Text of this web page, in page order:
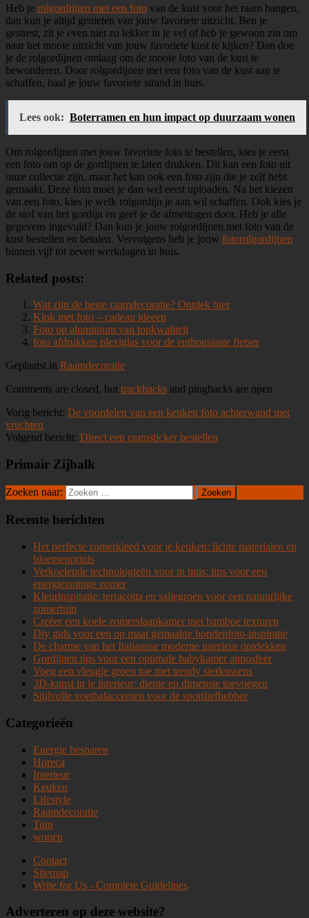
Heb je rolgordijnen met een foto van de kust voor het raam hangen,
dan kun je altijd genieten van jouw favoriete uitzicht. Ben je
gestrest, zit je even niet zo lekker in je vel of heb je gewoon zin om
naar het mooie uitzicht van jouw favoriete kust te kijken? Dan doe
je de rolgordijnen omlaag om de mooie foto van de kust te
bewonderen. Door rolgordijnen met een foto van de kust aan te
schaffen, haal je jouw favoriete strand in huis.
Lees ook: Boterramen en hun impact op duurzaam wonen
Om rolgordijnen met jouw favoriete foto te bestellen, kies je eerst
een foto om op de gordijnen te laten drukken. Dit kan een foto uit
onze collectie zijn, maar het kan ook een foto zijn die je zelf hebt
gemaakt. Deze foto moet je dan wel eerst uploaden. Na het kiezen
van een foto, kies je welk rolgordijn je aan wil schaffen. Ook kies je
de stof van het gordijn en geef je de afmetingen door. Heb je alle
gegevens ingevuld? Dan kun je jouw rolgordijnen met foto van de
kust bestellen en betalen. Vervolgens heb je jouw fotorolgordijnen
binnen vijf tot zeven werkdagen in huis.
Related posts:
Wat zijn de beste raamdecoratie? Ontdek hier
Klok met foto – cadeau ideeen
Foto op aluminium van topkwaliteit
foto afdrukken plexiglas voor de enthousiaste fietser
Geplaatst in Raamdecoratie
Comments are closed, but trackbacks and pingbacks are open.
Vorig bericht: De voordelen van een keuken foto achterwand met
vruchten
Volgend bericht: Direct een raamsticker bestellen
Primair Zijbalk
Zoeken naar:
Recente berichten
Het perfecte zomerkleed voor je keuken: lichte materialen en
bloemenprints
Verkoelende technologieën voor in huis: tips voor een
energiezuinige zomer
Kleurinspiratie: terracotta en saliegroen voor een natuurlijke
zomertuin
Creëer een koele zomerslaapkamer met bamboe texturen
Diy gids voor een op maat gemaakte hondenfoto-inspiratie
De charme van het Italiaanse moderne interieur ontdekken
Gordijnen tips voor een optimale babykamer atmosfeer
Voeg een vleugje groen toe met trendy sierkussens
3D-kunst in je interieur: diepte en dimensie toevoegen
Stijlvolle voetbalaccenten voor de sportliefhebber
Categorieën
Energie besparen
Horeca
Interieur
Keuken
Lifestyle
Raamdecoratie
Tuin
wonen
Contact
Sitemap
Write for Us - Complete Guidelines
Adverteren op deze website?